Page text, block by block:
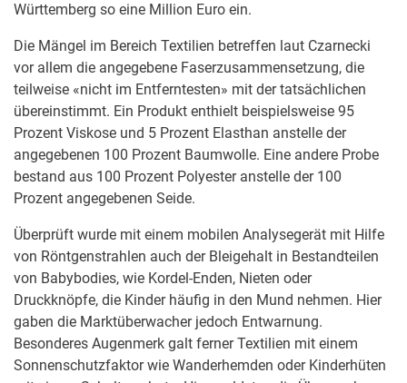
Württemberg so eine Million Euro ein.
Die Mängel im Bereich Textilien betreffen laut Czarnecki
vor allem die angegebene Faserzusammensetzung, die
teilweise «nicht im Entferntesten» mit der tatsächlichen
übereinstimmt. Ein Produkt enthielt beispielsweise 95
Prozent Viskose und 5 Prozent Elasthan anstelle der
angegebenen 100 Prozent Baumwolle. Eine andere Probe
bestand aus 100 Prozent Polyester anstelle der 100
Prozent angegebenen Seide.
Überprüft wurde mit einem mobilen Analysegerät mit Hilfe
von Röntgenstrahlen auch der Bleigehalt in Bestandteilen
von Babybodies, wie Kordel-Enden, Nieten oder
Druckknöpfe, die Kinder häufig in den Mund nehmen. Hier
gaben die Marktüberwacher jedoch Entwarnung.
Besonderes Augenmerk galt ferner Textilien mit einem
Sonnenschutzfaktor wie Wanderhemden oder Kinderhüten